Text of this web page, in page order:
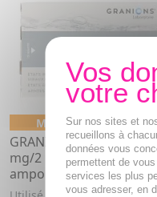
Médicament conseil
GRANIONS d'Argent 0,64
mg/2 ml boîte de 30
ampoules
Sur nos sites et
recueillons à
données vous
permettent de
services les plus
vous adresser, en